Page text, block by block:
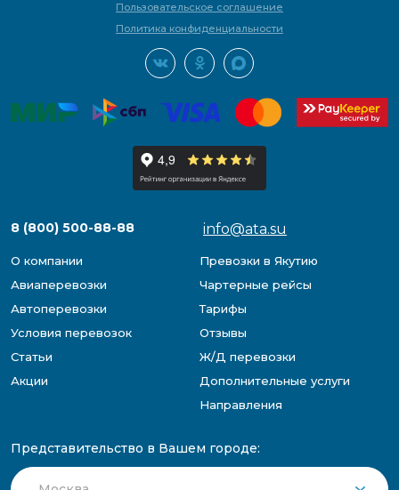
Пользовательское соглашение
Политика конфиденциальности
8 (800) 500-88-88 info@ata.su
О компании
Превозки в Якутию
Авиаперевозки
Чартерные рейсы
Автоперевозки
Тарифы
Условия перевозок
Отзывы
Статьи
Ж/Д перевозки
Акции
Дополнительные услуги
Направления
Представительство в Вашем городе: